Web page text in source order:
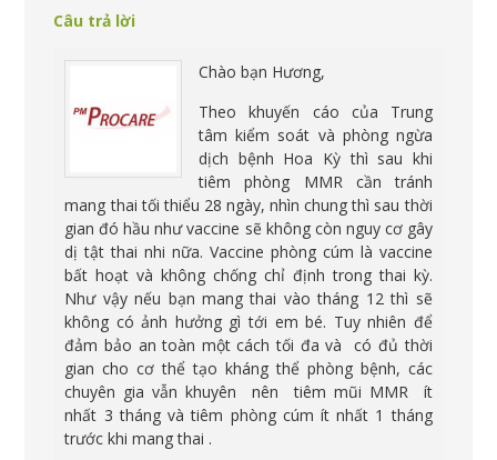
Câu trả lời
Chào bạn Hương,
Theo khuyến cáo của Trung
tâm kiểm soát và phòng ngừa
dịch bệnh Hoa Kỳ thì sau khi
tiêm phòng MMR cần tránh
mang thai tối thiểu 28 ngày, nhìn chung thì sau thời
gian đó hầu như vaccine sẽ không còn nguy cơ gây
dị tật thai nhi nữa. Vaccine phòng cúm là vaccine
bất hoạt và không chống chỉ định trong thai kỳ.
Như vậy nếu bạn mang thai vào tháng 12 thì sẽ
không có ảnh hưởng gì tới em bé. Tuy nhiên để
đảm bảo an toàn một cách tối đa và có đủ thời
gian cho cơ thể tạo kháng thể phòng bệnh, các
chuyên gia vẫn khuyên nên tiêm mũi MMR ít
nhất 3 tháng và tiêm phòng cúm ít nhất 1 tháng
trước khi mang thai .